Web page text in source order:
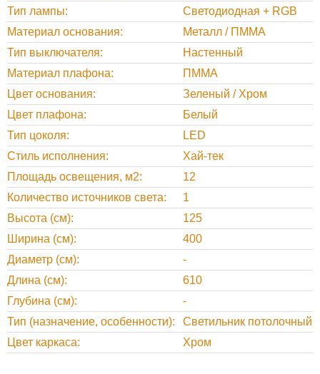
Тип лампы
Светодиодная + RGB
Материал основания
Металл / ПММА
Тип выключателя
Настенный
Материал плафона
ПММА
Цвет основания
Зеленый / Хром
Цвет плафона
Белый
Тип цоколя
LED
Стиль исполнения
Хай-тек
Площадь освещения, м2
12
Количество источников света
1
Высота (см)
125
Ширина (см)
400
Диаметр (см)
-
Длина (см)
610
Глубина (см)
-
Тип (назначение, особенности)
Светильник потолочный
Цвет каркаса
Хром